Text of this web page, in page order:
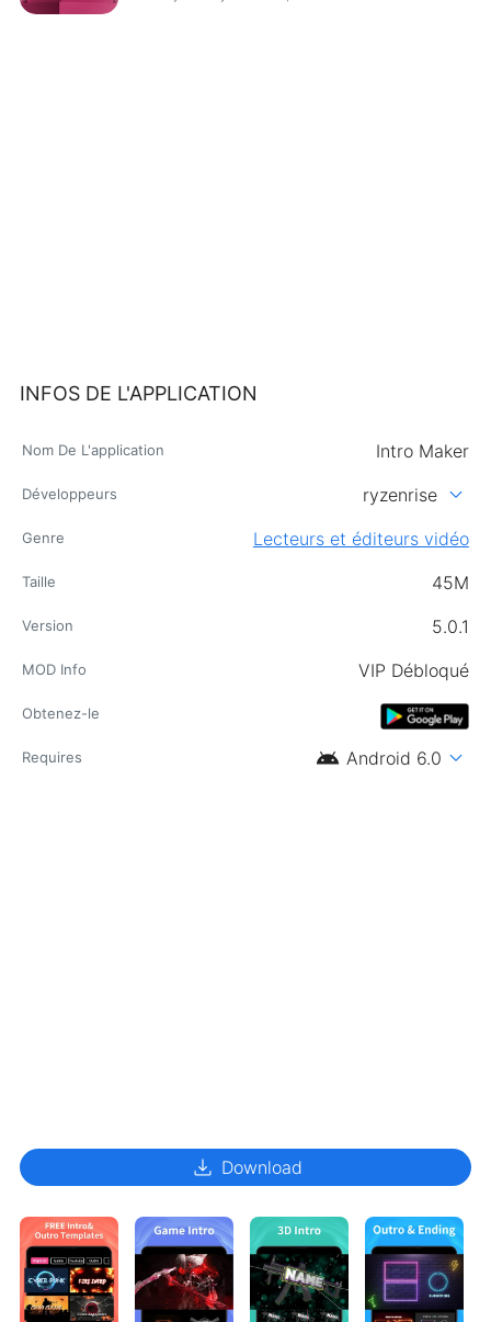
INFOS DE L'APPLICATION
Nom De L'application Intro Maker
Développeurs ryzenrise expand_more
Genre Lecteurs et éditeurs vidéo
Taille 45M
Version 5.0.1
MOD Info VIP Débloqué
Obtenez-le
Requires android Android 6.0 expand_more
download Download